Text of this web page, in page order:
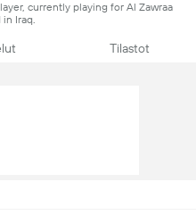
currently playing for Al Zawraa
in Iraq.
Tilastot